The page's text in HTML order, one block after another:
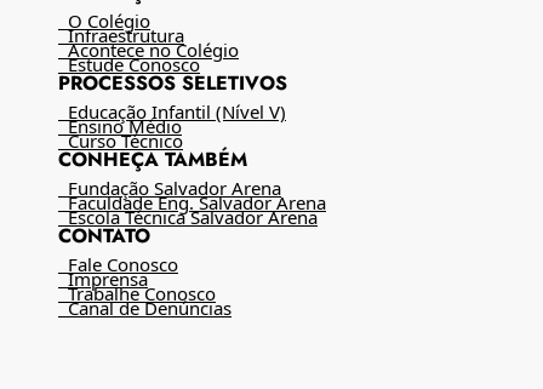
O Colégio
Infraestrutura
Acontece no Colégio
Estude Conosco
PROCESSOS SELETIVOS
Educação Infantil (Nível V)
Ensino Médio
Curso Técnico
CONHEÇA TAMBÉM
Fundação Salvador Arena
Faculdade Eng. Salvador Arena
Escola Técnica Salvador Arena
CONTATO
Fale Conosco
Imprensa
Trabalhe Conosco
Canal de Denúncias